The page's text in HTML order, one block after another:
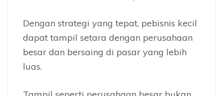
Dengan strategi yang tepat, pebisnis kecil
dapat tampil setara dengan perusahaan
besar dan bersaing di pasar yang lebih
luas.